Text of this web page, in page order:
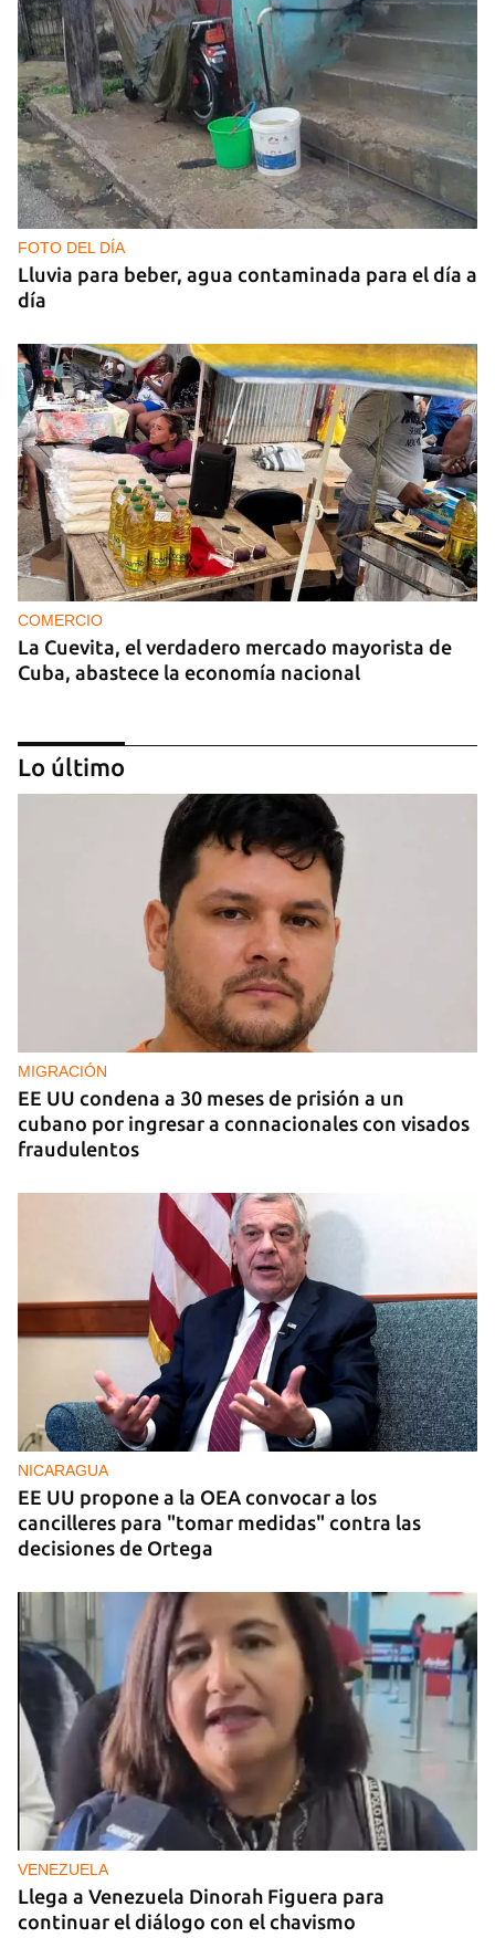
FOTO DEL DÍA
Lluvia para beber, agua contaminada para el día a
día
COMERCIO
La Cuevita, el verdadero mercado mayorista de
Cuba, abastece la economía nacional
EE UU duplica sus ventas de combustible al
sector privado cubano
Lo último
MIGRACIÓN
EE UU condena a 30 meses de prisión a un
cubano por ingresar a connacionales con visados
fraudulentos
NICARAGUA
EE UU propone a la OEA convocar a los
cancilleres para "tomar medidas" contra las
decisiones de Ortega
VENEZUELA
Llega a Venezuela Dinorah Figuera para
continuar el diálogo con el chavismo